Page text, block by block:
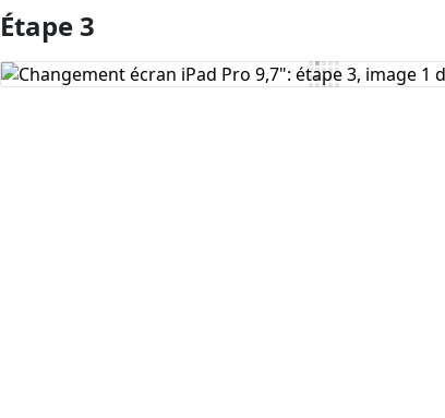
Ajouter un commentaire
Étape 3